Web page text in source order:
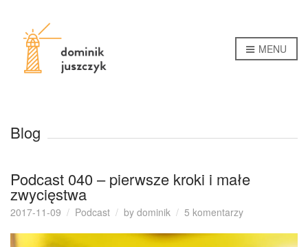
MENU
Blog
Podcast 040 – pierwsze kroki i małe
zwycięstwa
2017-11-09 Podcast by dominik 5 komentarzydo